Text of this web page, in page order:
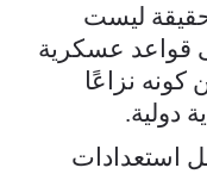
ليست
قواعد عسكرية
كونه نزاعًا
دولية.
استعدادات